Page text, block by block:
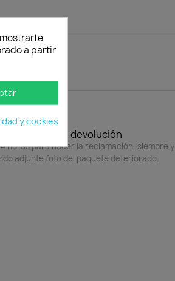
Política de devolución
horas para hacer la reclamación, siempre y
adjunte foto del paquete deteriorado.
a partir
y cookies